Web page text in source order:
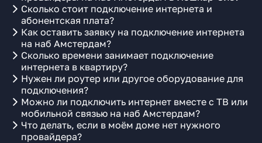
Сколько стоит подключение интернета и
абонентская плата?
Как оставить заявку на подключение интернета
на наб Амстердам?
Сколько времени занимает подключение
интернета в квартиру?
Нужен ли роутер или другое оборудование для
подключения?
Можно ли подключить интернет вместе с ТВ или
мобильной связью на наб Амстердам?
Что делать, если в моём доме нет нужного
провайдера?